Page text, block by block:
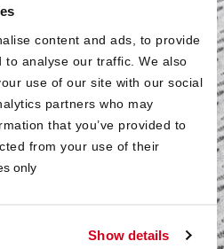
content and ads, to provide
to analyse our traffic. We also
use of our site with our social
partners who may
that you’ve provided to
from your use of their
only
Show details
TEX®
100
SuperBreeze®
OEKO-TEX® Standard 100
in der
der Babys und Kleinkinder.